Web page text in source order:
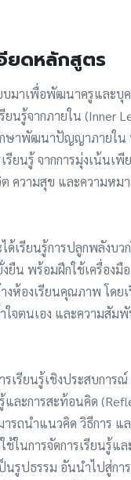
อียดหลักสูตร
มาเพื่อพัฒนาครูและบุค
ยนรู้จากภายใน (Inner
กษาพัฒนาปัญญาภายใน
รียนรู้ จากการมุ่งเน้นเพี
ความสุข และความหม
ด้เรียนรู้การปลูกพลังบว
ยืน พร้อมฝึกใช้เครื่องมื
งห้องเรียนคุณภาพ โดย
ใจตนเอง และความสัม
เรียนรู้เชิงประสบการณ์
และการสะท้อนคิด
รถนำแนวคิด วิธีการ แ
ช้ในการจัดการเรียนรู้แล
นรูปธรรม อันนำไปสู่กา